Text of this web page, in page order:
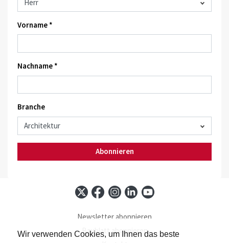
Wir verwenden Cookies, um Ihnen das beste
Vorname *
Nachname *
Branche
Abonnieren
Newsletter abonnieren
Baublatt abonnieren